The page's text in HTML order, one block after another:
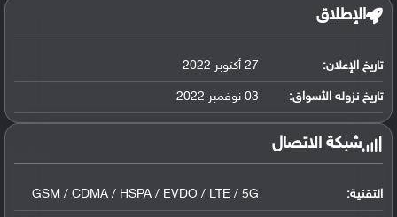
البطارية:
ليثيوم بوليمر سعة 5000 مللي أمبير, غير ق...
الإطلاق
تاريخ الإعلان: 27 أكتوبر 2022
تاريخ نزوله الأسواق: 03 نوفمبر 2022
شبكة الاتصال
التقنية: GSM / CDMA / HSPA / EVDO / LTE / 5G